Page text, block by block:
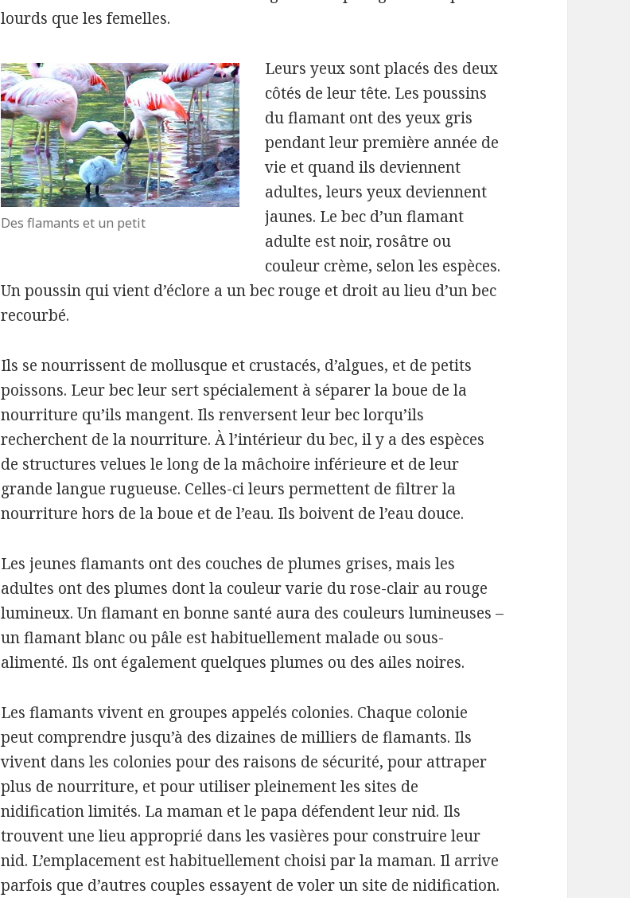
lourds que les femelles.
Des flamants et un petit
Leurs yeux sont placés des deux
côtés de leur tête. Les poussins
du flamant ont des yeux gris
pendant leur première année de
vie et quand ils deviennent
adultes, leurs yeux deviennent
jaunes. Le bec d’un flamant
adulte est noir, rosâtre ou
couleur crème, selon les espèces.
Un poussin qui vient d’éclore a un bec rouge et droit au lieu d’un bec
recourbé.
Ils se nourrissent de mollusque et crustacés, d’algues, et de petits
poissons. Leur bec leur sert spécialement à séparer la boue de la
nourriture qu’ils mangent. Ils renversent leur bec lorqu’ils
recherchent de la nourriture. À l’intérieur du bec, il y a des espèces
de structures velues le long de la mâchoire inférieure et de leur
grande langue rugueuse. Celles-ci leurs permettent de filtrer la
nourriture hors de la boue et de l’eau. Ils boivent de l’eau douce.
Les jeunes flamants ont des couches de plumes grises, mais les
adultes ont des plumes dont la couleur varie du rose-clair au rouge
lumineux. Un flamant en bonne santé aura des couleurs lumineuses –
un flamant blanc ou pâle est habituellement malade ou sous-
alimenté. Ils ont également quelques plumes ou des ailes noires.
Les flamants vivent en groupes appelés colonies. Chaque colonie
peut comprendre jusqu’à des dizaines de milliers de flamants. Ils
vivent dans les colonies pour des raisons de sécurité, pour attraper
plus de nourriture, et pour utiliser pleinement les sites de
nidification limités. La maman et le papa défendent leur nid. Ils
trouvent une lieu approprié dans les vasières pour construire leur
nid. L’emplacement est habituellement choisi par la maman. Il arrive
parfois que d’autres couples essayent de voler un site de nidification.